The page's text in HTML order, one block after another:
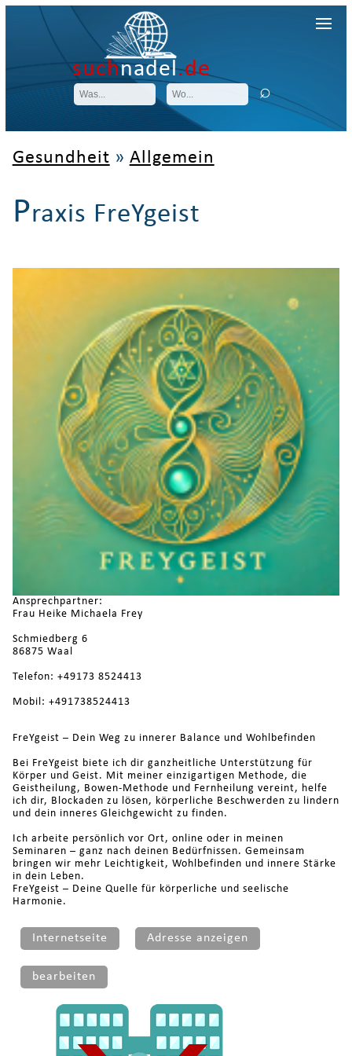
suchnadel.de
Gesundheit » Allgemein
Praxis FreYgeist
Ansprechpartner:
Frau Heike Michaela Frey
Schmiedberg 6
86875 Waal
Telefon: +49173 8524413
Mobil: +491738524413
FreYgeist – Dein Weg zu innerer Balance und Wohlbefinden
Bei FreYgeist biete ich dir ganzheitliche Unterstützung für
Körper und Geist. Mit meiner einzigartigen Methode, die
Geistheilung, Bowen-Methode und Fernheilung vereint, helfe
ich dir, Blockaden zu lösen, körperliche Beschwerden zu lindern
und dein inneres Gleichgewicht zu finden.
Ich arbeite persönlich vor Ort, online oder in meinen
Seminaren – ganz nach deinen Bedürfnissen. Gemeinsam
bringen wir mehr Leichtigkeit, Wohlbefinden und innere Stärke
in dein Leben.
FreYgeist – Deine Quelle für körperliche und seelische
Harmonie.
Internetseite Adresse anzeigen
bearbeiten